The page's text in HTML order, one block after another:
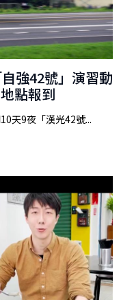
強42號」演習動
點報到
天9夜「漢光42號...